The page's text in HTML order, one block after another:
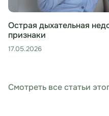
Острая дыхательная
признаки
17.05.2026
Смотреть все статьи